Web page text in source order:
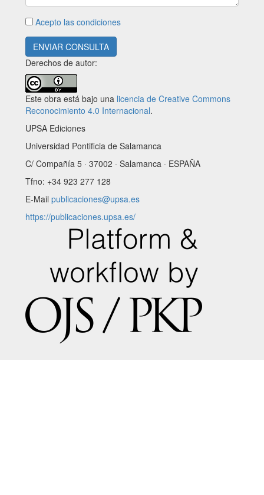
Acepto las condiciones
ENVIAR CONSULTA
Derechos de autor:
Este obra está bajo una licencia de Creative Commons
Reconocimiento 4.0 Internacional.
UPSA Ediciones
Universidad Pontificia de Salamanca
C/ Compañía 5 · 37002 · Salamanca · ESPAÑA
Tfno: +34 923 277 128
E-Mail publicaciones@upsa.es
https://publicaciones.upsa.es/